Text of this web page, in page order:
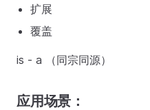
扩展
覆盖
is - a （同宗同源）
应用场景：